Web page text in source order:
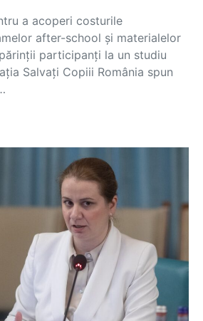
a acoperi costurile
after-school și materialelor
participanți la un studiu
Salvați Copiii România spun